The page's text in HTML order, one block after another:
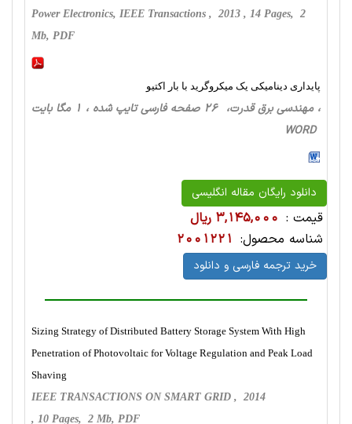
Power Electronics, IEEE Transactions , 2013 , 14 Pages, 2
Mb, PDF
پایداری دینامیکی یک میکروگرید با بار اکتیو
، مهندسی برق قدرت، 26 صفحه فارسی تایپ شده ، 1 مگا بایت
WORD
دانلود رایگان مقاله انگلیسی
قیمت : 3,145,000 ریال
شناسه محصول: 2001221
خرید ترجمه فارسی و دانلود
Sizing Strategy of Distributed Battery Storage System With High
Penetration of Photovoltaic for Voltage Regulation and Peak Load
Shaving
IEEE TRANSACTIONS ON SMART GRID , 2014
, 10 Pages, 2 Mb, PDF